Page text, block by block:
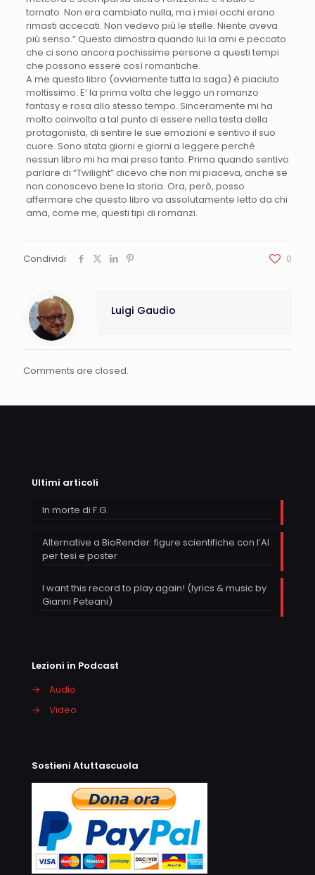
tornato. Non era cambiato nulla, ma i miei occhi erano
rimasti accecati. Non vedevo più le stelle. Niente aveva
più senso.” Questo dimostra quando lui la ami e peccato
che ci sono ancora pochissime persone a questi tempi
che possono essere così romantiche.
A me questo libro (ovviamente tutta la saga) è piaciuto
moltissimo. E’ la prima volta che leggo un romanzo
fantasy e rosa allo stesso tempo. Sinceramente mi ha
molto coinvolta a tal punto di essere nella testa della
protagonista, di sentire le sue emozioni e sentivo il suo
cuore. Sono stata giorni e giorni a leggere perché
nessun libro mi ha mai preso tanto. Prima quando sentivo
parlare di “Twilight” dicevo che non mi piaceva, anche se
non conoscevo bene la storia. Ora, però, posso
affermare che questo libro va assolutamente letto da chi
ama, come me, questi tipi di romanzi.
Condividi 0
Luigi Gaudio
Comments are closed.
Ultimi articoli
In morte di F.G.
Alternative a BioRender: figure scientifiche con l’AI
per tesi e poster
I want this record to play again! (lyrics & music by
Gianni Peteani)
Lezioni in Podcast
→
Audio
→
Video
Sostieni Atuttascuola